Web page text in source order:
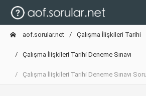
aof.sorular.net Çalışma İlişkileri Tarihi
Çalışma İlişkileri Tarihi Deneme Sınavı
Çalışma İlişkileri Tarihi Deneme Sınavı